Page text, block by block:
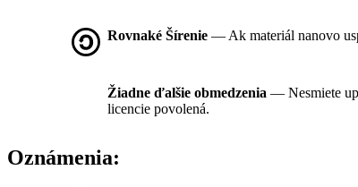
Rovnaké Šírenie — Ak materiál nanovo
Žiadne ďalšie obmedzenia — Nesmiete
licencie povolená.
Oznámenia: